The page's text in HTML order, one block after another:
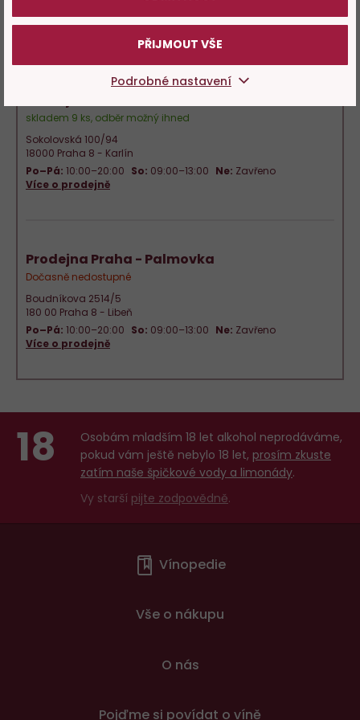
Více o prodejně
skladem 9 ks, odběr možný ihned
Sokolovská 100/94
18000 Praha 8 - Karlín
Po–Pá: 10:00–20:00 So: 09:00–13:00 Ne: Zavřeno
Více o prodejně
Prodejna Praha - Palmovka
Dočasně nedostupné
Boudníkova 2514/5
180 00 Praha 8 - Libeň
Po–Pá: 10:00–20:00 So: 09:00–13:00 Ne: Zavřeno
Více o prodejně
PŘIJMOUT VŠE
Podrobné nastavení
18
Osobám mladším 18 let alkohol neprodáváme,
pokud vám ještě nebylo 18 let, prosím zkuste
zatím naše špičkové vody a limonády.
Vy starší pijte zodpovědně.
Vínopedie
Vše o nákupu
O nás
Pojďme si povídat o víně